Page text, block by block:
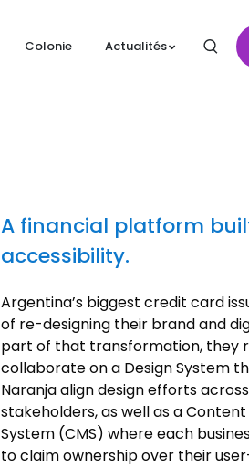
Colonie Actualités
A financial platform
accessibility.
Argentina’s biggest credit card
of re-designing their brand and
part of that transformation, they
collaborate on a Design System
Naranja align design efforts
stakeholders, as well as a
System (CMS) where each
to claim ownership over their